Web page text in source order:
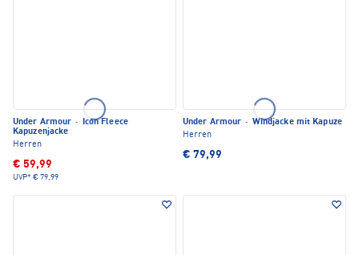
Under Armour ·
Icon Fleece
Kapuzenjacke
Herren
€ 59,99
UVP* € 79,99
Under Armour · Windjacke mit Kapuze
Herren
€ 79,99